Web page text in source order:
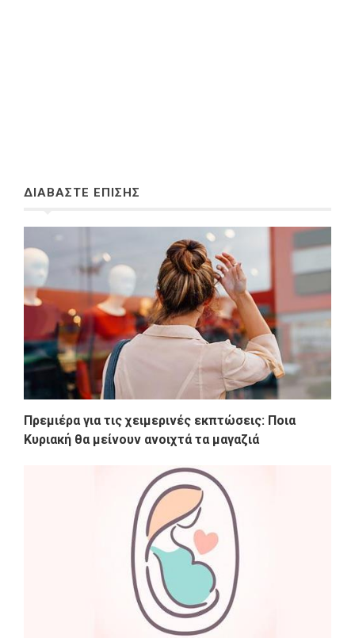
ΔΙΑΒΑΣΤΕ ΕΠΙΣΗΣ
Πρεμιέρα για τις χειμερινές εκπτώσεις: Ποια
Κυριακή θα μείνουν ανοιχτά τα μαγαζιά